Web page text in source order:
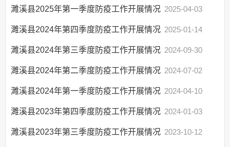
上级政策解读
本级政策解读
省级健康促进县工
作专栏
扶贫
重大建设项目批准
濉溪县2025年第一季度防疫工作开展情况 2025-04-03
濉溪县2024年第四季度防疫工作开展情况 2025-01-14
濉溪县2024年第三季度防疫工作开展情况 2024-09-30
濉溪县2024年第二季度防疫工作开展情况 2024-07-02
濉溪县2024年第一季度防疫工作开展情况 2024-04-10
濉溪县2023年第四季度防疫工作开展情况 2024-01-03
濉溪县2023年第三季度防疫工作开展情况 2023-10-12